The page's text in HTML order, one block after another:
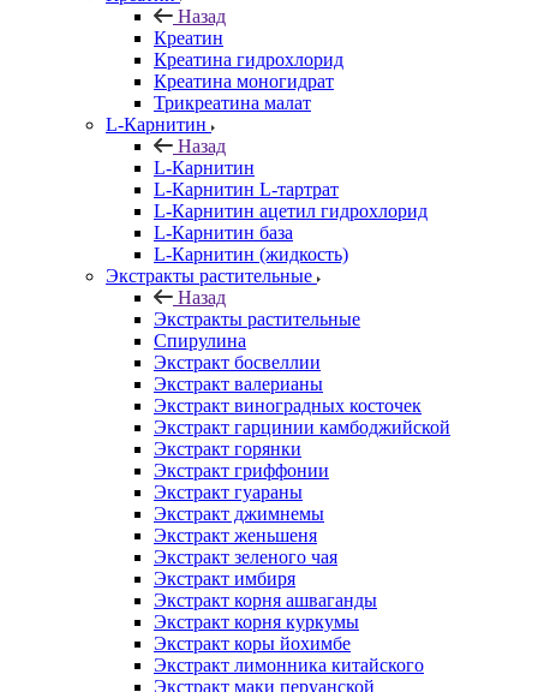
Назад
Креатин
Креатина гидрохлорид
Креатина моногидрат
Трикреатина малат
L-Карнитин
Назад
L-Карнитин
L-Карнитин L-тартрат
L-Карнитин ацетил гидрохлорид
L-Карнитин база
L-Карнитин (жидкость)
Экстракты растительные
Назад
Экстракты растительные
Спирулина
Экстракт босвеллии
Экстракт валерианы
Экстракт виноградных косточек
Экстракт гарцинии камбоджийской
Экстракт горянки
Экстракт гриффонии
Экстракт гуараны
Экстракт джимнемы
Экстракт женьшеня
Экстракт зеленого чая
Экстракт имбиря
Экстракт корня ашваганды
Экстракт корня куркумы
Экстракт коры йохимбе
Экстракт лимонника китайского
Экстракт маки перуанской